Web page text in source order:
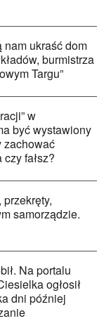
nam ukraść dom
burmistrza
Targu”
w
być wystawiony
zachować
czy fałsz?
przekręty,
samorządzie.
Na portalu
ogłosił
dni później